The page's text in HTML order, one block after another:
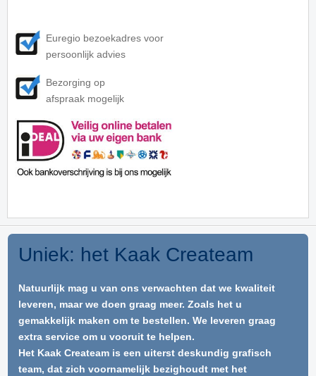
Euregio bezoekadres voor
persoonlijk advies
Bezorging op
afspraak mogelijk
Uniek: het Kaak Createam
Natuurlijk mag u van ons verwachten dat we kwaliteit
leveren, maar we doen graag meer. Zoals het u
gemakkelijk maken om te bestellen. We leveren graag
extra service om u vooruit te helpen.
Het Kaak Createam is een uiterst deskundig grafisch
team, dat zich voornamelijk bezighoudt met het